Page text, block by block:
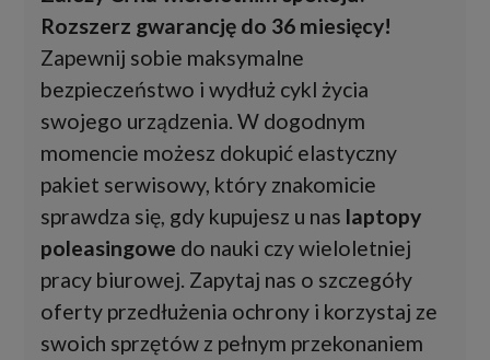
Rozszerz gwarancję do 36 miesięcy!
Zapewnij sobie maksymalne
bezpieczeństwo i wydłuż cykl życia
swojego urządzenia. W dogodnym
momencie możesz dokupić elastyczny
pakiet serwisowy, który znakomicie
sprawdza się, gdy kupujesz u nas laptopy
poleasingowe do nauki czy wieloletniej
pracy biurowej. Zapytaj nas o szczegóły
oferty przedłużenia ochrony i korzystaj ze
swoich sprzętów z pełnym przekonaniem